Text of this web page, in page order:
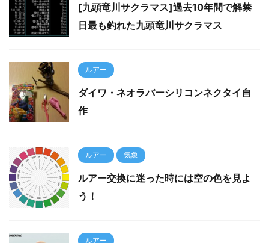
[九頭竜川サクラマス]過去10年間で解禁
日最も釣れた九頭竜川サクラマス
ルアー
ダイワ・ネオラバーシリコンネクタイ自
作
ルアー 気象
ルアー交換に迷った時には空の色を見よ
う！
ルアー